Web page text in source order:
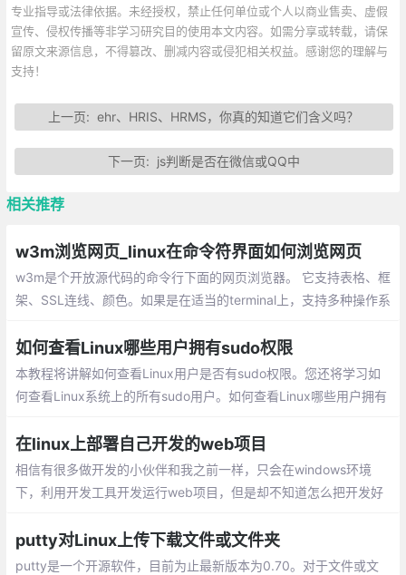
专业指导或法律依据。未经授权，禁止任何单位或个人以商业售卖、虚假
宣传、侵权传播等非学习研究目的使用本文内容。如需分享或转载，请保
留原文来源信息，不得篡改、删减内容或侵犯相关权益。感谢您的理解与
支持！
上一页:ehr、HRIS、HRMS，你真的知道它们含义吗？
下一页: js判断是否在微信或QQ中
相关推荐
w3m浏览网页_linux在命令符界面如何浏览网页
w3m是个开放源代码的命令行下面的网页浏览器。 它支持表格、框
架、SSL连线、颜色。如果是在适当的terminal上，支持多种操作系
况下也可以检查网页的输出。本文列出常用的快捷键。
如何查看Linux哪些用户拥有sudo权限
本教程将讲解如何查看Linux用户是否有sudo权限。您还将学习如
何查看Linux系统上的所有sudo用户。如何查看Linux哪些用户拥有
在linux上部署自己开发的web项目
相信有很多做开发的小伙伴和我之前一样，只会在windows环境
下，利用开发工具开发运行web项目，但是却不知道怎么把开发好
索总结的过程
putty对Linux上传下载文件或文件夹
putty是一个开源软件，目前为止最新版本为0.70。对于文件或文